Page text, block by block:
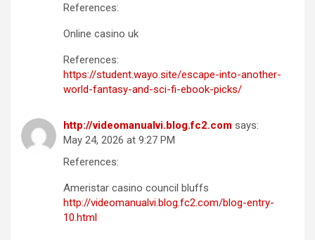
References:
Online casino uk
References:
https://student.wayo.site/escape-into-another-
world-fantasy-and-sci-fi-ebook-picks/
http://videomanualvi.blog.fc2.com says:
May 24, 2026 at 9:27 PM
References:
Ameristar casino council bluffs
http://videomanualvi.blog.fc2.com/blog-entry-
10.html